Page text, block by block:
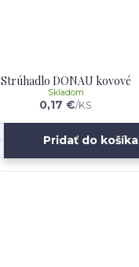
Strúhadlo DONAU kovové
0,17 €/KS
Skladom
Pridať do košíka